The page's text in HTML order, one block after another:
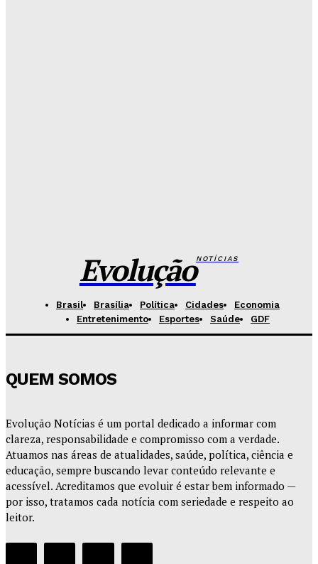
EvoluçãoNOTÍCIAS
Brasil Brasília Política Cidades
Economia
Entretenimento
Esportes Saúde GDF
QUEM SOMOS
Evolução Notícias é um portal dedicado a informar com
clareza, responsabilidade e compromisso com a verdade.
Atuamos nas áreas de atualidades, saúde, política, ciência e
educação, sempre buscando levar conteúdo relevante e
acessível. Acreditamos que evoluir é estar bem informado —
por isso, tratamos cada notícia com seriedade e respeito ao
leitor.